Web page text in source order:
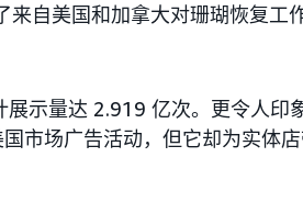
自美国和加拿大对珊瑚恢复工
示量达 2.919 亿次。更令人印
市场广告活动，但它却为实体